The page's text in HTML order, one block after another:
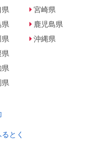
県
県
県
県
県
県
宮崎県
鹿児島県
沖縄県
とく